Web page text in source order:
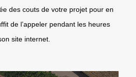
des couts de votre projet pour en
de l’appeler pendant les heures
site internet.